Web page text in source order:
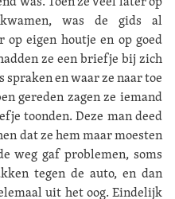
was de gids al
eigen houtje en op goed
ze een briefje bij zich
spraken en waar ze naar toe
gereden zagen ze iemand
toonden. Deze man deed
dat ze hem maar moesten
weg gaf problemen, soms
tegen de auto, en dan
uit het oog. Eindelijk